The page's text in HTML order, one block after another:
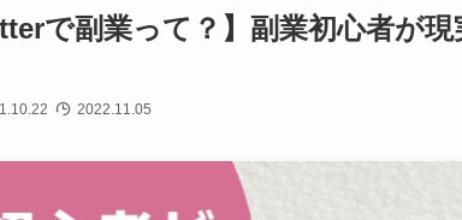
で副業って？】副業初心者が
2022.11.05